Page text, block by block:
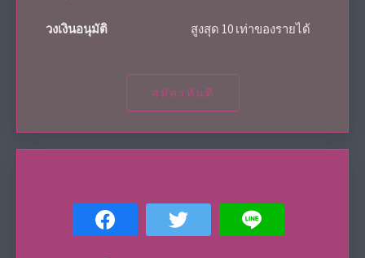
วงเงินอนุมัติ สูงสุด 10 เท่าของรายได้
สมัครทันที